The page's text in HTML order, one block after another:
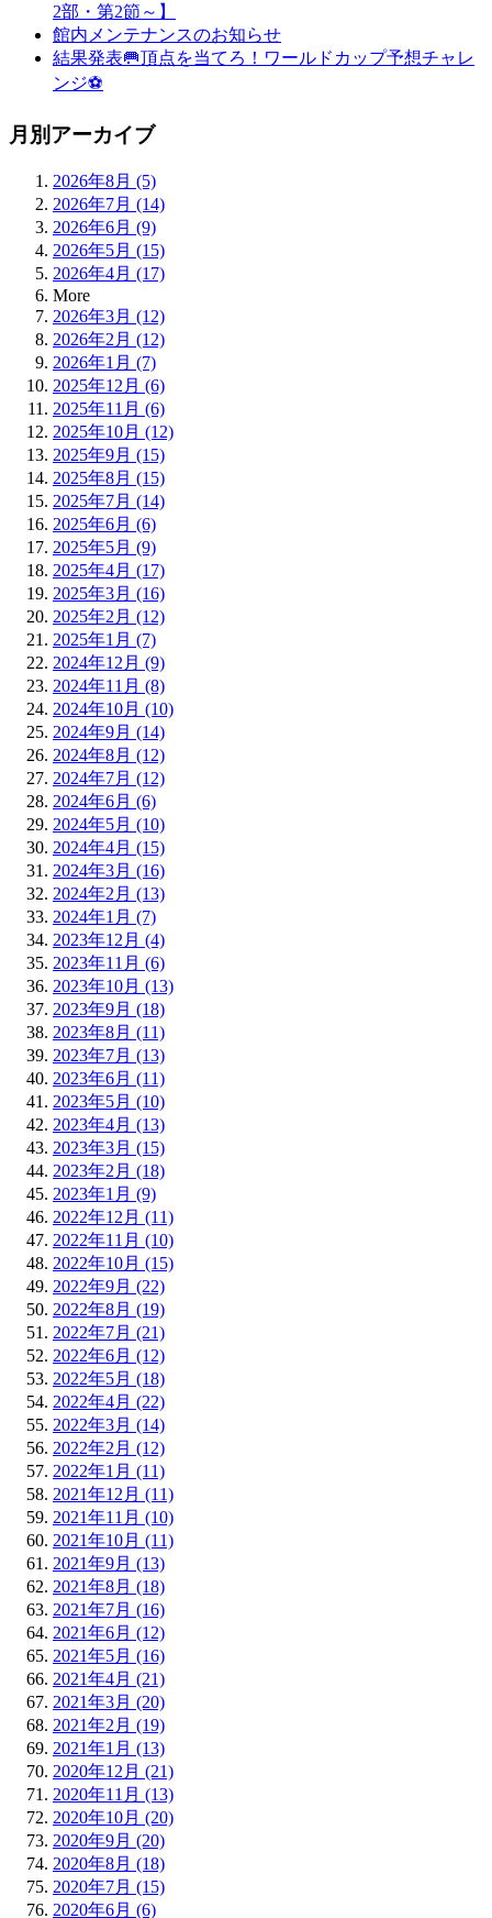
2部・第2節～】
館内メンテナンスのお知らせ
結果発表🥅頂点を当てろ！ワールドカップ予想チャレ
ンジ⚽
月別アーカイブ
2026年8月 (5)
2026年7月 (14)
2026年6月 (9)
2026年5月 (15)
2026年4月 (17)
More
2026年3月 (12)
2026年2月 (12)
2026年1月 (7)
2025年12月 (6)
2025年11月 (6)
2025年10月 (12)
2025年9月 (15)
2025年8月 (15)
2025年7月 (14)
2025年6月 (6)
2025年5月 (9)
2025年4月 (17)
2025年3月 (16)
2025年2月 (12)
2025年1月 (7)
2024年12月 (9)
2024年11月 (8)
2024年10月 (10)
2024年9月 (14)
2024年8月 (12)
2024年7月 (12)
2024年6月 (6)
2024年5月 (10)
2024年4月 (15)
2024年3月 (16)
2024年2月 (13)
2024年1月 (7)
2023年12月 (4)
2023年11月 (6)
2023年10月 (13)
2023年9月 (18)
2023年8月 (11)
2023年7月 (13)
2023年6月 (11)
2023年5月 (10)
2023年4月 (13)
2023年3月 (15)
2023年2月 (18)
2023年1月 (9)
2022年12月 (11)
2022年11月 (10)
2022年10月 (15)
2022年9月 (22)
2022年8月 (19)
2022年7月 (21)
2022年6月 (12)
2022年5月 (18)
2022年4月 (22)
2022年3月 (14)
2022年2月 (12)
2022年1月 (11)
2021年12月 (11)
2021年11月 (10)
2021年10月 (11)
2021年9月 (13)
2021年8月 (18)
2021年7月 (16)
2021年6月 (12)
2021年5月 (16)
2021年4月 (21)
2021年3月 (20)
2021年2月 (19)
2021年1月 (13)
2020年12月 (21)
2020年11月 (13)
2020年10月 (20)
2020年9月 (20)
2020年8月 (18)
2020年7月 (15)
2020年6月 (6)